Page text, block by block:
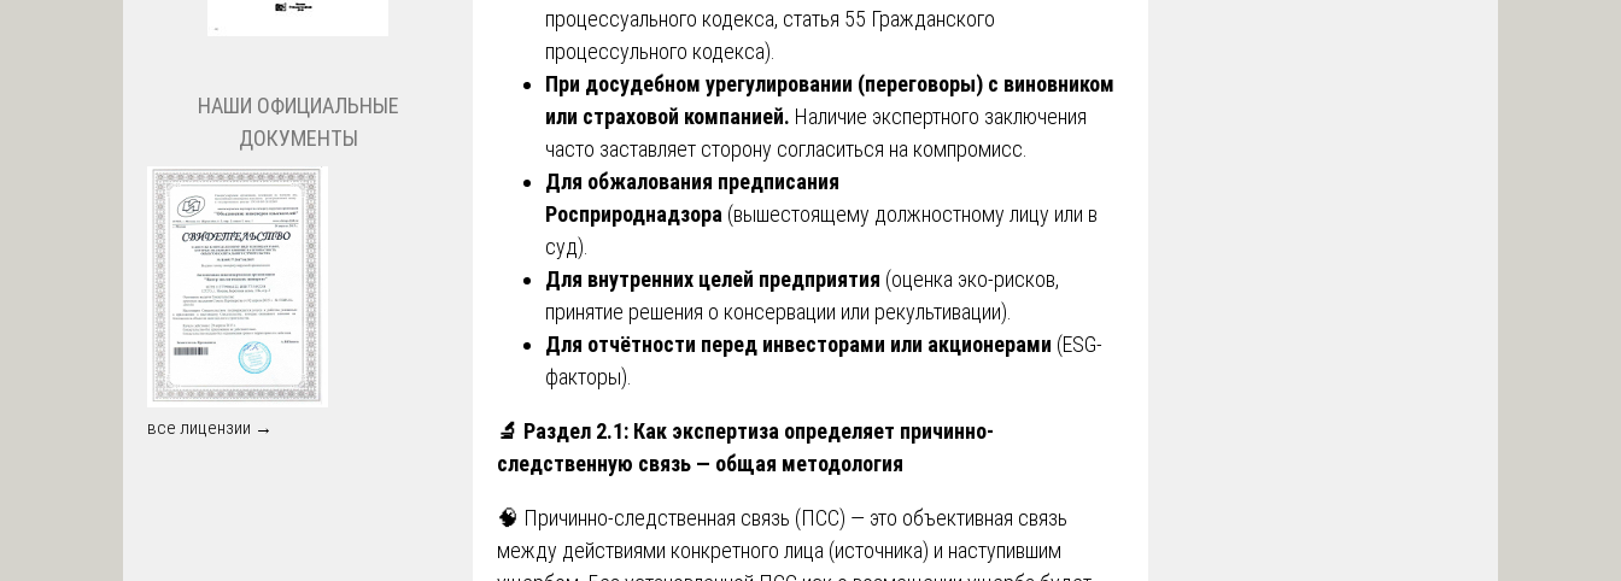
процессуального кодекса, статья 55 Гражданского
процессульного кодекса).
При досудебном урегулировании (переговоры) с виновником
или страховой компанией. Наличие экспертного заключения
часто заставляет сторону согласиться на компромисс.
Для обжалования предписания
Росприроднадзора (вышестоящему должностному лицу или в
суд).
Для внутренних целей предприятия (оценка эко-рисков,
принятие решения о консервации или рекультивации).
Для отчётности перед инвесторами или акционерами (ESG-
факторы).
🔬 Раздел 2.1: Как экспертиза определяет причинно-
следственную связь — общая методология
🧠 Причинно-следственная связь (ПСС) — это объективная связь
между действиями конкретного лица (источника) и наступившим
НАШИ ОФИЦИАЛЬНЫЕ
ДОКУМЕНТЫ
все лицензии →